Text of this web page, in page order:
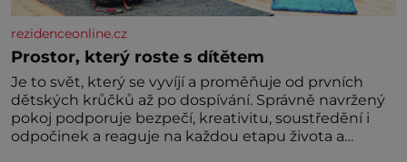
rezidenceonline.cz
Prostor, který roste s dítětem
Je to svět, který se vyvíjí a proměňuje od prvních
dětských krůčků až po dospívání. Správně navržený
pokoj podporuje bezpečí, kreativitu, soustředění i
odpočinek a reaguje na každou etapu života a